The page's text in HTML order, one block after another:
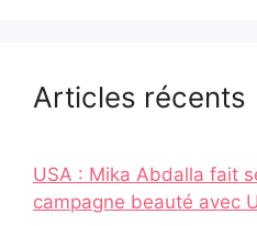
Articles récents
USA : Mika Abdalla fait
campagne beauté avec